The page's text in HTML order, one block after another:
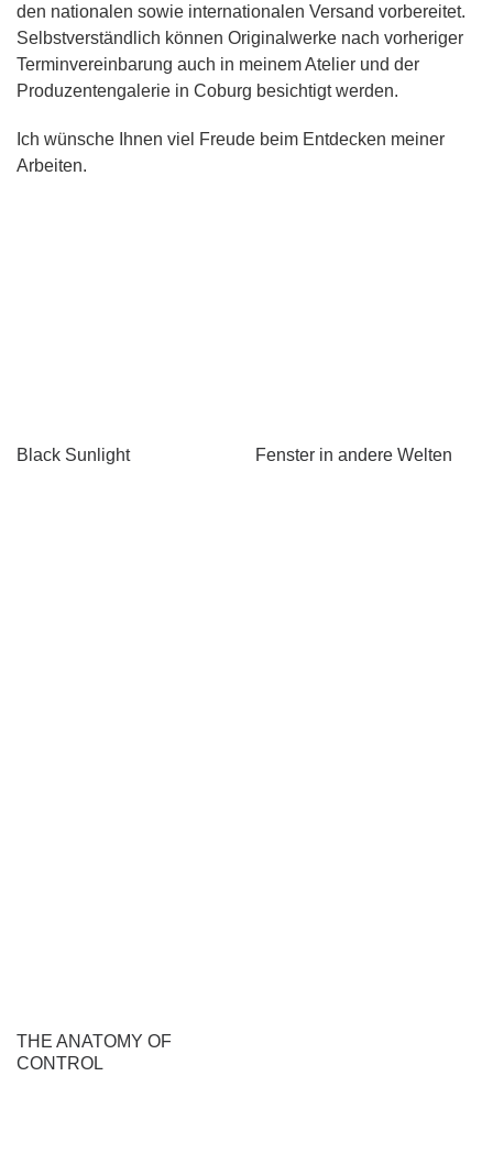
den nationalen sowie internationalen Versand vorbereitet.
Selbstverständlich können Originalwerke nach vorheriger
Terminvereinbarung auch in meinem Atelier und der
Produzentengalerie in Coburg besichtigt werden.
Ich wünsche Ihnen viel Freude beim Entdecken meiner
Arbeiten.
Black Sunlight Fenster in andere Welten
THE ANATOMY OF
CONTROL